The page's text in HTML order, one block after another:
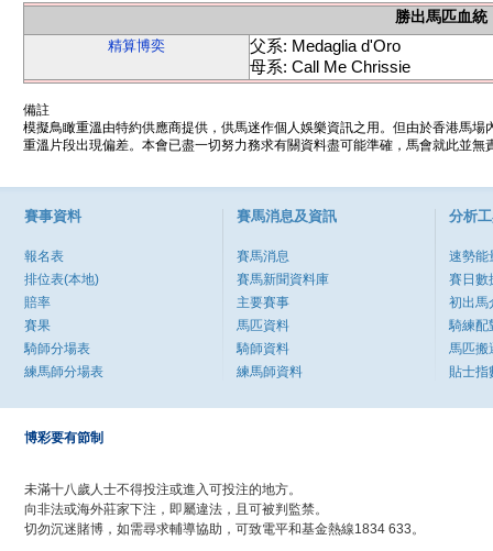
勝出馬匹血統
精算博奕
父系: Medaglia d'Oro
母系: Call Me Chrissie
備註
模擬鳥瞰重溫由特約供應商提供，供馬迷作個人娛樂資訊之用。但由於香港馬
重溫片段出現偏差。本會已盡一切努力務求有關資料盡可能準確，馬會就此並
賽事資料
報名表
排位表(本地)
賠率
賽果
騎師分場表
練馬師分場表
賽馬消息及資訊
賽馬消息
賽馬新聞資料庫
主要賽事
馬匹資料
騎師資料
練馬師資料
分析
速勢能
賽日數
初出馬
騎練配
馬匹搬
貼士指
博彩要有節制
未滿十八歲人士不得投注或進入可投注的地方。
向非法或海外莊家下注，即屬違法，且可被判監禁。
切勿沉迷賭博，如需尋求輔導協助，可致電平和基金熱線1834 633。